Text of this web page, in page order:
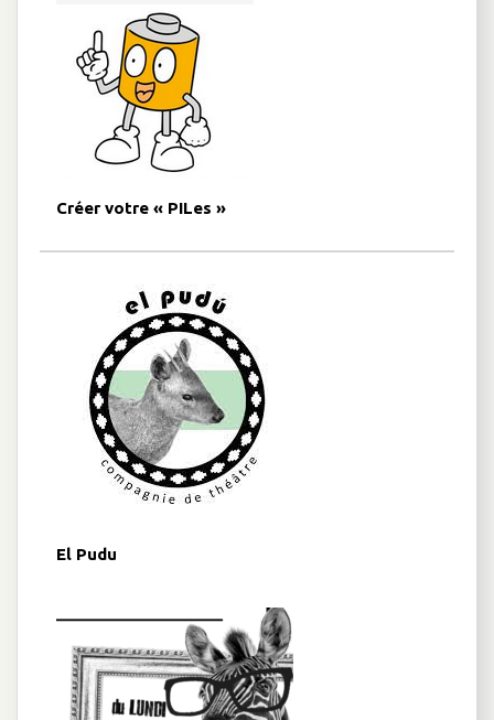
Créer votre « PILes »
El Pudu